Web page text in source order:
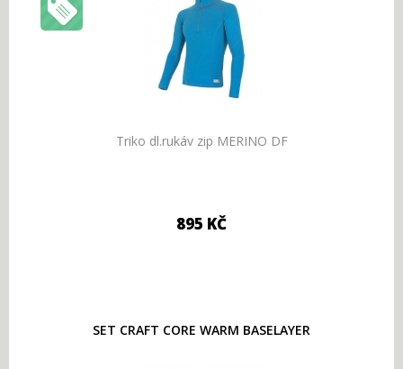
Triko dl.rukáv zip MERINO DF
895 KČ
SET CRAFT CORE WARM BASELAYER